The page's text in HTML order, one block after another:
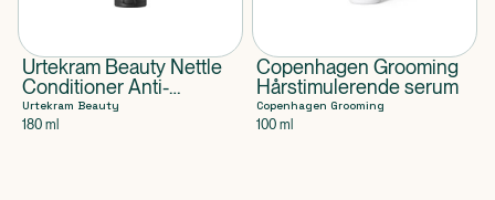
Urtekram Beauty Nettle
Conditioner Anti-
Dandruff
Urtekram Beauty
180 ml
Copenhagen Grooming
Hårstimulerende serum
Copenhagen Grooming
100 ml